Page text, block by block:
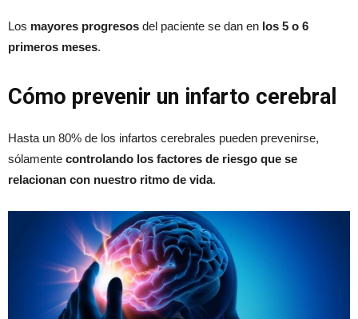
Los mayores progresos del paciente se dan en los 5 o 6
primeros meses.
Cómo prevenir un infarto cerebral
Hasta un 80% de los infartos cerebrales pueden prevenirse,
sólamente controlando los factores de riesgo que se
relacionan con nuestro ritmo de vida.